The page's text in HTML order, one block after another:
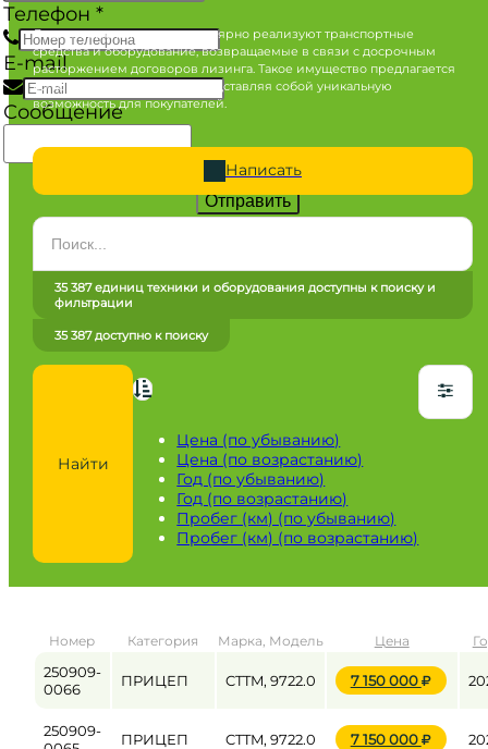
Лизинговые компании регулярно реализуют транспортные
средства и оборудование, возвращаемые в связи с досрочным
расторжением договоров лизинга. Такое имущество предлагается
по конкурентным ценам, представляя собой уникальную
возможность для покупателей.
Написать
Марка
Все марки
Город / регион
от до
Пробег / Наработка
Цена
Найти
Цена (по убыванию)
Цена (по возрастанию)
Год (по убыванию)
Год (по возрастанию)
Пробег (км) (по убыванию)
Пробег (км) (по возрастанию)
35 387 единиц техники и оборудования доступны к поиску и
фильтрации
35 387 доступно к поиску
Номер Категория Марка, Модель Цена
250909-
0066
ПРИЦЕП CTTM, 9722.0 7 150 000
250909-
ПРИЦЕП CTTM, 9722.0 7 150 000
Телефон *
E-mail
Сообщение
Отправить